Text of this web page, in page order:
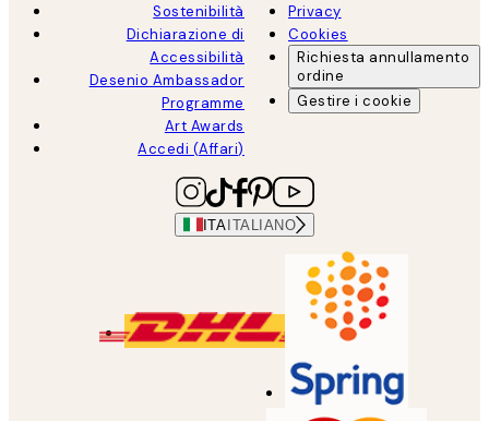
Sostenibilità
Dichiarazione di
Accessibilità
Desenio Ambassador
Programme
Art Awards
Accedi (Affari)
Privacy
Cookies
Richiesta annullamento
ordine
Gestire i cookie
ITAITALIANO